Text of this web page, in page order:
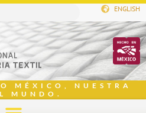
ENGLISH
MÉXICO, NUESTRA
MUNDO.